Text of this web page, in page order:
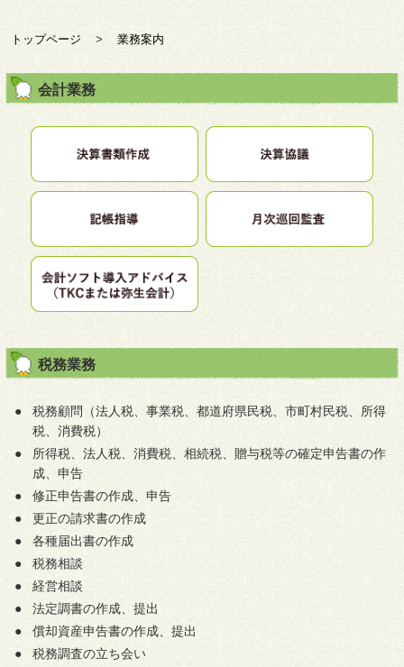
トップページ > 業務案内
会計業務
税務業務
●
税務顧問（法人税、事業税、都道府県民税、市町村民税、所得
税、消費税）
●
所得税、法人税、消費税、相続税、贈与税等の確定申告書の作
成、申告
●
修正申告書の作成、申告
●
更正の請求書の作成
●
各種届出書の作成
●
税務相談
●
経営相談
●
法定調書の作成、提出
●
償却資産申告書の作成、提出
●
税務調査の立ち会い